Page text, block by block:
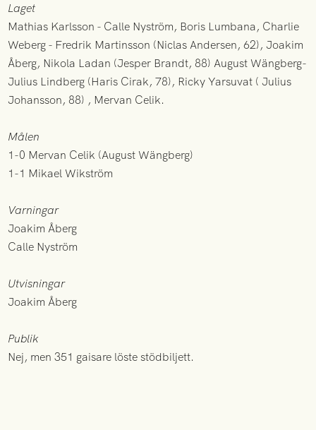
Laget
Mathias Karlsson - Calle Nyström, Boris Lumbana, Charlie
Weberg - Fredrik Martinsson (Niclas Andersen, 62), Joakim
Åberg, Nikola Ladan (Jesper Brandt, 88) August Wängberg-
Julius Lindberg (Haris Cirak, 78), Ricky Yarsuvat ( Julius
Johansson, 88) , Mervan Celik.
Målen
1-0 Mervan Celik (August Wängberg)
1-1 Mikael Wikström
Varningar
Joakim Åberg
Calle Nyström
Utvisningar
Joakim Åberg
Publik
Nej, men 351 gaisare löste stödbiljett.